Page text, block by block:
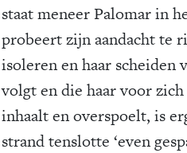
staat meneer Palomar in
probeert zijn aandacht te
isoleren en haar
volgt en die haar voor
inhaalt en overspoelt, is
strand tenslotte ‘even